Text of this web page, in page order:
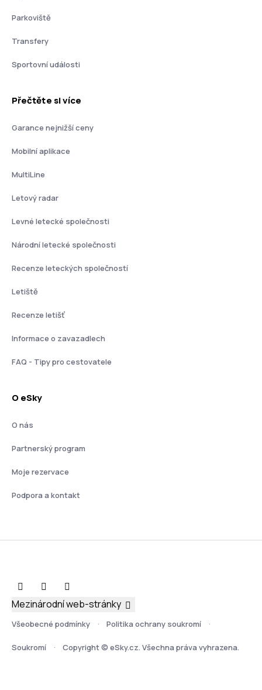
Parkoviště
Transfery
Sportovní události
Přečtěte si více
Garance nejnižší ceny
Mobilní aplikace
MultiLine
Letový radar
Levné letecké společnosti
Národní letecké společnosti
Recenze leteckých společností
Letiště
Recenze letišť
Informace o zavazadlech
FAQ - Tipy pro cestovatele
O eSky
O nás
Partnerský program
Moje rezervace
Podpora a kontakt
Všeobecné podmínky Politika ochrany soukromí
Soukromí Copyright © eSky.cz. Všechna práva vyhrazena.
Mezinárodní web-stránky